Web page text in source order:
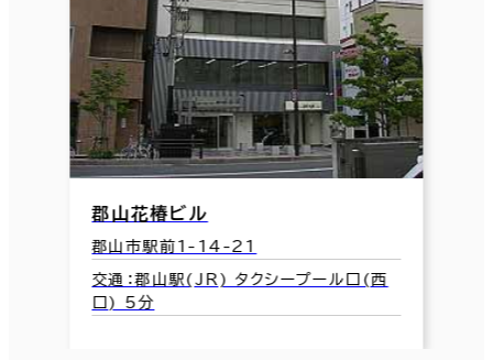
郡山花椿ビル
郡山市駅前1-14-21
交通：郡山駅(JR) タクシープール口(西
口) 5分